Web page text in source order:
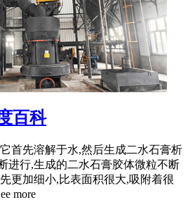
百科
首先溶解于水,然后生成二水石膏析
进行,生成的二水石膏胶体微粒不断
更加细小,比表面积很大,吸附着很
more